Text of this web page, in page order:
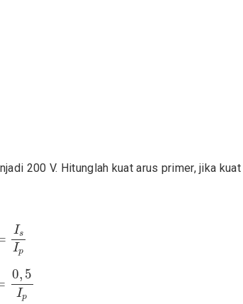
200 V. Hitunglah kuat arus primer, jika
Is
Ip
s
0, 5
Ip
0 5I